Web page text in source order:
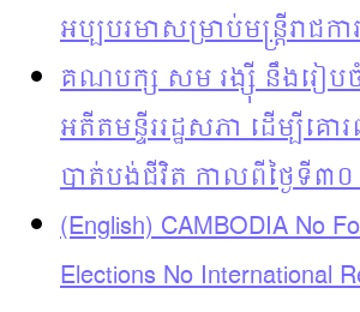
អប្បបរមាសម្រាប់មន្រ្តីរាជក
គណបក្ស សម រង្ស៊ី នឹងរៀប
អតីតមន្ទីររដ្ឋសភា ដើម្បីគោ
បាត់បង់ជីវិត កាលពីថ្ងៃទី៣០
(English) CAMBODIA No
Elections No International